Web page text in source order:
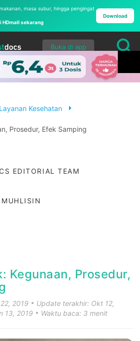
masa subur, hingga pengingat
HDmall sekarang
Download
Buka di app
Layanan Kesehatan
Prosedur, Efek Samping
EDITORIAL TEAM
Kegunaan, Prosedur,
2019
Update terakhir: Okt 12,
13, 2019 Waktu baca: 3 menit